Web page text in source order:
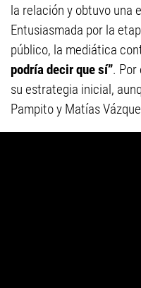
la relación y obtuvo una
Entusiasmada por la
público, la mediática
podría decir que sí”.
su estrategia inicial,
Pampito y Matías